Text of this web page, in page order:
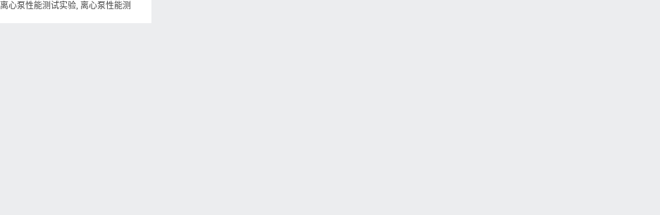
离心泵性能测试实验, 离心泵性能测